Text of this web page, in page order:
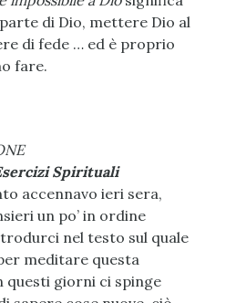
di Dio, mettere Dio al
di fede … ed è proprio
fare.
Spirituali
accennavo ieri sera,
un po’ in ordine
nel testo sul quale
meditare questa
questi giorni ci spinge